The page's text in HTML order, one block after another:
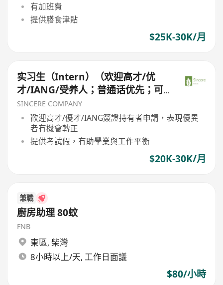
有加班費
提供膳食津貼
$25K-30K/月
实习生（Intern）（欢迎高才/优
才/IANG/受养人；普通话优先；可
转正/续签）
SINCERE COMPANY
歡迎高才/優才/IANG簽證持有者申請，表現優異
者有機會轉正
提供考試假，有助學業與工作平衡
$20K-30K/月
兼職
廚房助理 80蚊
FNB
東區, 柴灣
8小時以上/天, 工作日面議
$80/小時